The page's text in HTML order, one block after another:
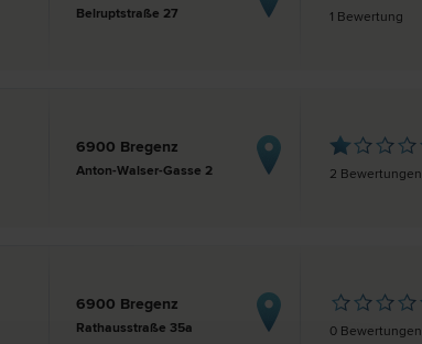
Belruptstraße 27 1 Bewertung
6900 Bregenz
Anton-Walser-Gasse 2 2 Bewertungen
6900 Bregenz
Rathausstraße 35a 0 Bewertungen